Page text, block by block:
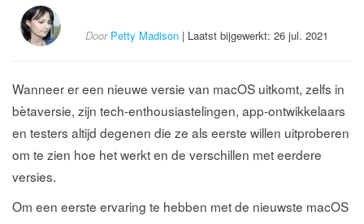
Door Petty Madison | Laatst bijgewerkt: 26 jul. 2021
Wanneer er een nieuwe versie van macOS uitkomt, zelfs in
bètaversie, zijn tech-enthousiastelingen, app-ontwikkelaars
en testers altijd degenen die ze als eerste willen uitproberen
om te zien hoe het werkt en de verschillen met eerdere
versies.
Om een eerste ervaring te hebben met de nieuwste macOS